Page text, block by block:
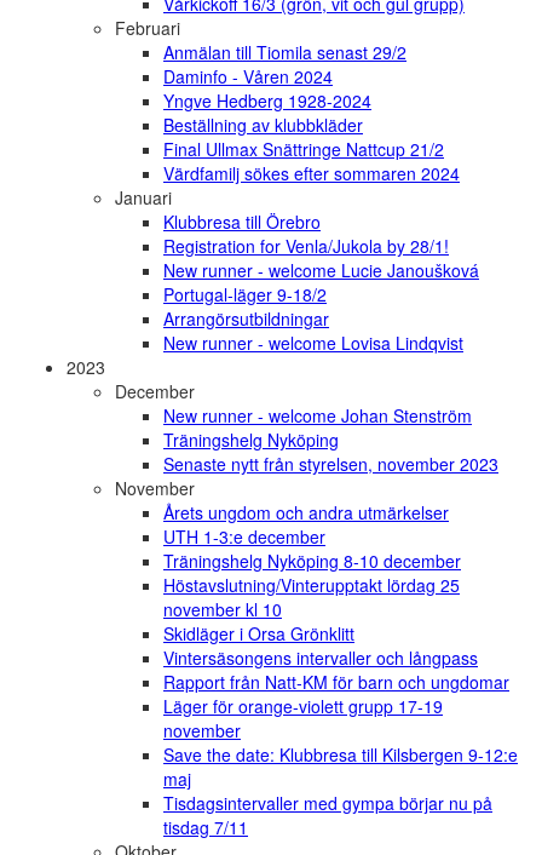
Februari
Anmälan till Tiomila senast 29/2
Daminfo - Våren 2024
Yngve Hedberg 1928-2024
Beställning av klubbkläder
Final Ullmax Snättringe Nattcup 21/2
Värdfamilj sökes efter sommaren 2024
Januari
Klubbresa till Örebro
Registration for Venla/Jukola by 28/1!
New runner - welcome Lucie Janoušková
Portugal-läger 9-18/2
Arrangörsutbildningar
New runner - welcome Lovisa Lindqvist
2023
December
New runner - welcome Johan Stenström
Träningshelg Nyköping
Senaste nytt från styrelsen, november 2023
November
Årets ungdom och andra utmärkelser
UTH 1-3:e december
Träningshelg Nyköping 8-10 december
Höstavslutning/Vinterupptakt lördag 25
november kl 10
Skidläger i Orsa Grönklitt
Vintersäsongens intervaller och långpass
Rapport från Natt-KM för barn och ungdomar
Läger för orange-violett grupp 17-19
november
Save the date: Klubbresa till Kilsbergen 9-12:e
maj
Tisdagsintervaller med gympa börjar nu på
tisdag 7/11